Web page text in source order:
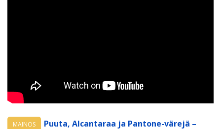
MAINOS Puuta, Alcantaraa ja Pantone-värejä –